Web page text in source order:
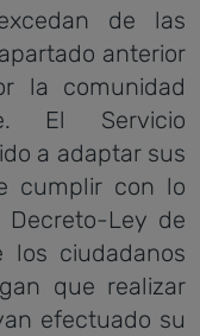
de las
anterior
la comunidad
El Servicio
a adaptar sus
cumplir con lo
Ley de
los ciudadanos
que realizar
efectuado su